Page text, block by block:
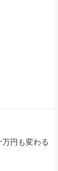
円も変わる